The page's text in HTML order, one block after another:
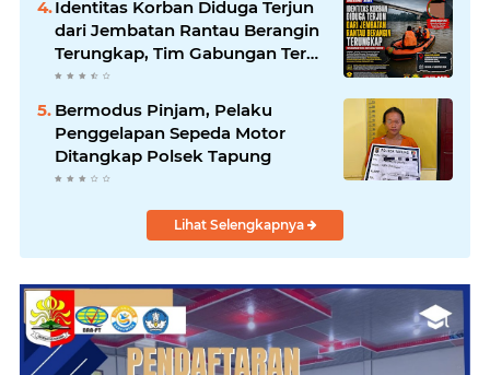
Identitas Korban Diduga Terjun
dari Jembatan Rantau Berangin
Terungkap, Tim Gabungan Terus
Sisir Sungai Kampar
Bermodus Pinjam, Pelaku
Penggelapan Sepeda Motor
Ditangkap Polsek Tapung
Lihat Selengkapnya